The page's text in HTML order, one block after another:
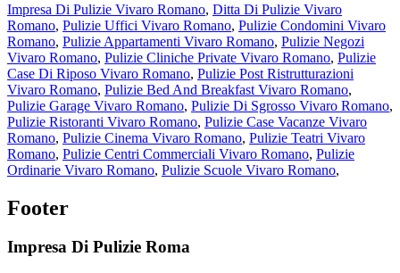
Impresa Di Pulizie Vivaro Romano, Ditta Di Pulizie Vivaro
Romano, Pulizie Uffici Vivaro Romano, Pulizie Condomini Vivaro
Romano, Pulizie Appartamenti Vivaro Romano, Pulizie Negozi
Vivaro Romano, Pulizie Cliniche Private Vivaro Romano, Pulizie
Case Di Riposo Vivaro Romano, Pulizie Post Ristrutturazioni
Vivaro Romano, Pulizie Bed And Breakfast Vivaro Romano,
Pulizie Garage Vivaro Romano, Pulizie Di Sgrosso Vivaro Romano,
Pulizie Ristoranti Vivaro Romano, Pulizie Case Vacanze Vivaro
Romano, Pulizie Cinema Vivaro Romano, Pulizie Teatri Vivaro
Romano, Pulizie Centri Commerciali Vivaro Romano, Pulizie
Ordinarie Vivaro Romano, Pulizie Scuole Vivaro Romano,
Footer
Impresa Di Pulizie Roma